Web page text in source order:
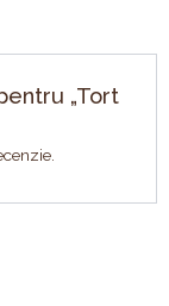
„Tort